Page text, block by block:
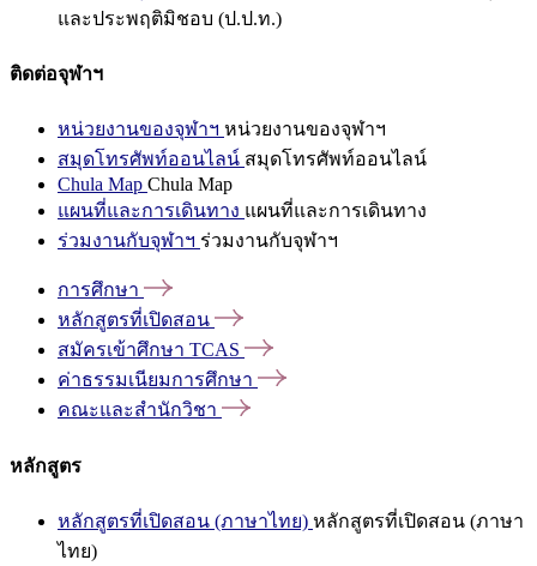
และประพฤติมิชอบ (ป.ป.ท.)
ติดต่อจุฬาฯ
หน่วยงานของจุฬาฯ หน่วยงานของจุฬาฯ
สมุดโทรศัพท์ออนไลน์ สมุดโทรศัพท์ออนไลน์
Chula Map Chula Map
แผนที่และการเดินทาง แผนที่และการเดินทาง
ร่วมงานกับจุฬาฯ ร่วมงานกับจุฬาฯ
การศึกษา
หลักสูตรที่เปิดสอน
สมัครเข้าศึกษา TCAS
ค่าธรรมเนียมการศึกษา
คณะและสำนักวิชา
หลักสูตร
หลักสูตรที่เปิดสอน (ภาษาไทย) หลักสูตรที่เปิดสอน (ภาษา
ไทย)